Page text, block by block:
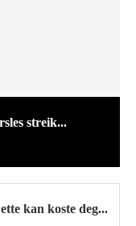
streik...
kan koste deg...